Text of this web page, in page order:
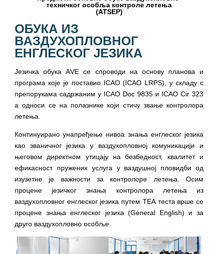
техничког особља контроле летења
(ATSEP)
ОБУКА ИЗ
ВАЗДУХОПЛОВНОГ
ЕНГЛЕСКОГ ЈЕЗИКА
Језичка обука АVЕ се спроводи на основу планова и
програма које је поставио ICAO (ICAO LRPS), у складу с
препорукама садржаним у ICAO Doc 9835 и ICAO Cir 323
а односи се на полазнике који стичу звање контролора
летења.
Континуирано унапређење нивоа знања енглеског језика
као званичног језика у ваздухопловној комуникацији и
његовом директном утицају на безбедност, квалитет и
ефикасност пружених услуга у ваздушној пловидби од
изузетне је важности за контролоре летења. Осим
процене језичког знања контролора летења из
ваздухопловног енглеског језика путем ТЕА теста врше се
процене знања енглеског језика (General English) и за
друго ваздухопловно особље.